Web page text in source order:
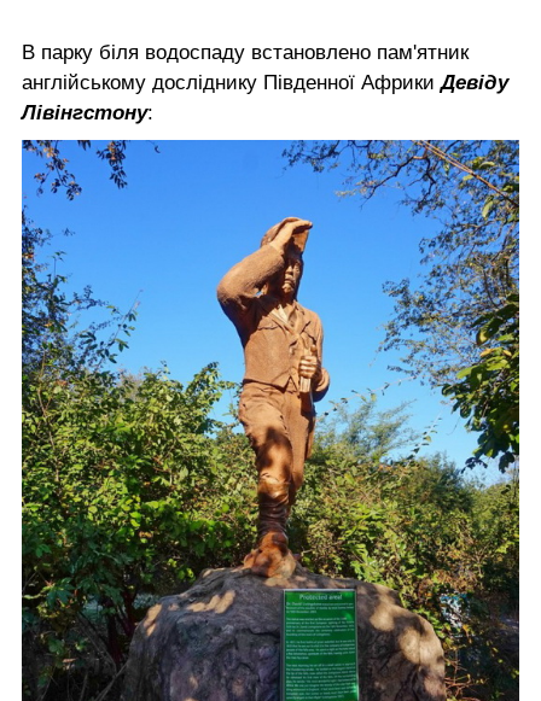
В парку біля водоспаду встановлено пам'ятник
англійському досліднику Південної Африки Девіду
Лівінгстону: